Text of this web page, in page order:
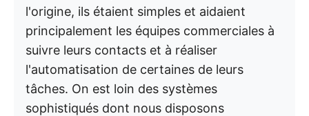
l'origine, ils étaient simples et aidaient
principalement les équipes commerciales à
suivre leurs contacts et à réaliser
l'automatisation de certaines de leurs
tâches. On est loin des systèmes
sophistiqués dont nous disposons